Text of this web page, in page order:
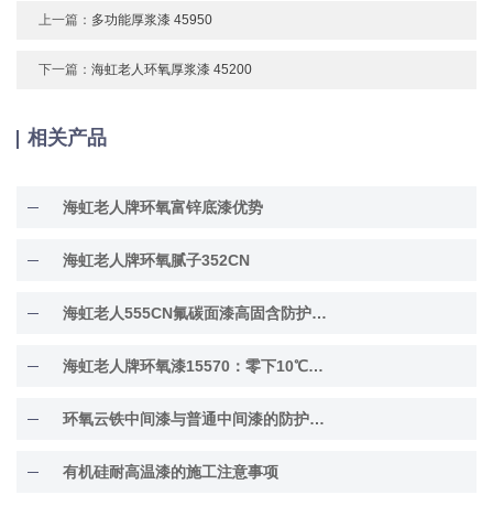
上一篇： 多功能厚浆漆 45950
下一篇：海虹老人环氧厚浆漆 45200
相关产品
海虹老人牌环氧富锌底漆优势
海虹老人牌环氧腻子352CN
海虹老人555CN氟碳面漆高固含防护面漆
海虹老人牌环氧漆15570：零下10℃低温固化
环氧云铁中间漆与普通中间漆的防护差异解析
有机硅耐高温漆的施工注意事项